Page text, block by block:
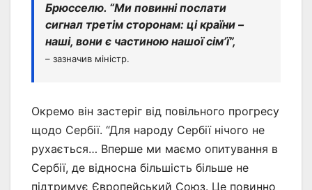
Брюсселю. “Ми повинні послати
сигнал третім сторонам: ці країни –
наші, вони є частиною нашої сім’ї”,
– зазначив міністр.
Окремо він застеріг від повільного прогресу
щодо Сербії. “Для народу Сербії нічого не
рухається… Вперше ми маємо опитування в
Сербії, де відносна більшість більше не
підтримує Європейський Союз. Це повинно